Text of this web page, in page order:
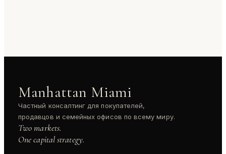
Manhattan Miami
Частный консалтинг для покупателей,
продавцов и семейных офисов по всему миру.
Two markets.
One capital strategy.